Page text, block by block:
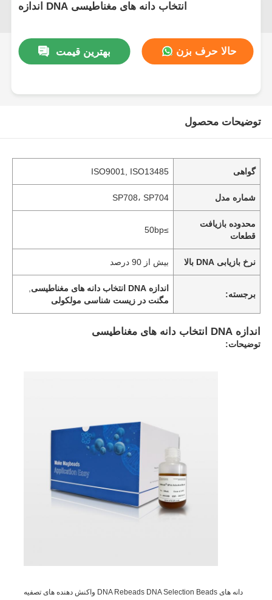
اندازه DNA انتخاب دانه های مغناطیسی
بهترین قیمت حالا حرف بزن
توضیحات محصول
گواهی ISO9001, ISO13485
شماره مدل SP708، SP704
محدوده بازیافت
قطعات
≥50bp
نرخ بازیابی DNA بالا بیش از 90 درصد
برجسته:
اندازه DNA انتخاب دانه های مغناطیسی
مگنت در زیست شناسی مولکولی
اندازه DNA انتخاب دانه های مغناطیسی
توضیحات:
دانه های DNA Rebeads DNA Selection Beads واکنش دهنده های تصفیه